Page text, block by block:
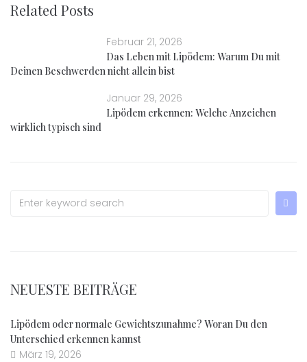
Related Posts
Februar 21, 2026
Das Leben mit Lipödem: Warum Du mit
Deinen Beschwerden nicht allein bist
Januar 29, 2026
Lipödem erkennen: Welche Anzeichen
wirklich typisch sind
NEUESTE BEITRÄGE
Lipödem oder normale Gewichtszunahme? Woran Du den
Unterschied erkennen kannst
März 19, 2026